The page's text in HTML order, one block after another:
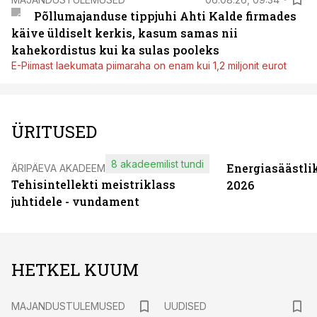
Põllumajanduse tippjuhi Ahti Kalde firmades
käive üldiselt kerkis, kasum samas nii
kahekordistus kui ka sulas pooleks
E-Piimast laekumata piimaraha on enam kui 1,2 miljonit eurot
ÜRITUSED
ÄRIPÄEVA AKADEEMIA
Tehisintellekti meistriklass
juhtidele - vundament
8 akadeemilist tundi
2026
HETKEL KUUM
MAJANDUSTULEMUSED
UUDISED